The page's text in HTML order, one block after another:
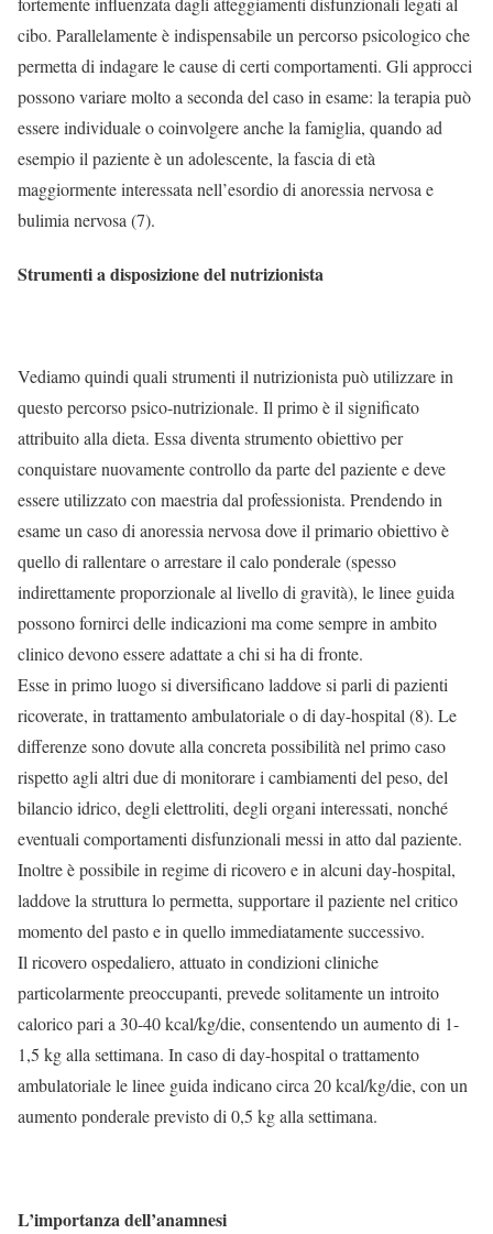
cibo. Parallelamente è indispensabile un percorso psicologico che
permetta di indagare le cause di certi comportamenti. Gli approcci
possono variare molto a seconda del caso in esame: la terapia può
essere individuale o coinvolgere anche la famiglia, quando ad
esempio il paziente è un adolescente, la fascia di età
maggiormente interessata nell’esordio di anoressia nervosa e
bulimia nervosa (7).
Strumenti a disposizione del nutrizionista
Vediamo quindi quali strumenti il nutrizionista può utilizzare in
questo percorso psico-nutrizionale. Il primo è il significato
attribuito alla dieta. Essa diventa strumento obiettivo per
conquistare nuovamente controllo da parte del paziente e deve
essere utilizzato con maestria dal professionista. Prendendo in
esame un caso di anoressia nervosa dove il primario obiettivo è
quello di rallentare o arrestare il calo ponderale (spesso
indirettamente proporzionale al livello di gravità), le linee guida
possono fornirci delle indicazioni ma come sempre in ambito
clinico devono essere adattate a chi si ha di fronte.
Esse in primo luogo si diversificano laddove si parli di pazienti
ricoverate, in trattamento ambulatoriale o di day-hospital (8). Le
differenze sono dovute alla concreta possibilità nel primo caso
rispetto agli altri due di monitorare i cambiamenti del peso, del
bilancio idrico, degli elettroliti, degli organi interessati, nonché
eventuali comportamenti disfunzionali messi in atto dal paziente.
Inoltre è possibile in regime di ricovero e in alcuni day-hospital,
laddove la struttura lo permetta, supportare il paziente nel critico
momento del pasto e in quello immediatamente successivo.
Il ricovero ospedaliero, attuato in condizioni cliniche
particolarmente preoccupanti, prevede solitamente un introito
calorico pari a 30-40 kcal/kg/die, consentendo un aumento di 1-
1,5 kg alla settimana. In caso di day-hospital o trattamento
ambulatoriale le linee guida indicano circa 20 kcal/kg/die, con un
aumento ponderale previsto di 0,5 kg alla settimana.
L’importanza dell’anamnesi